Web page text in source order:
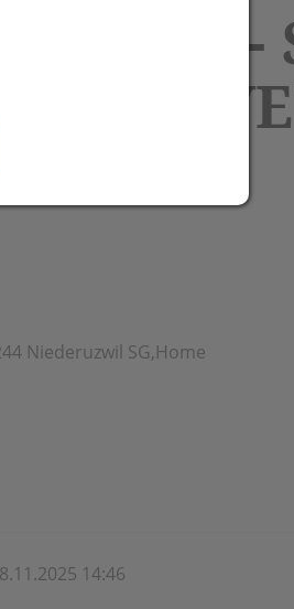
-
Niederuzwil SG,Home
14:46